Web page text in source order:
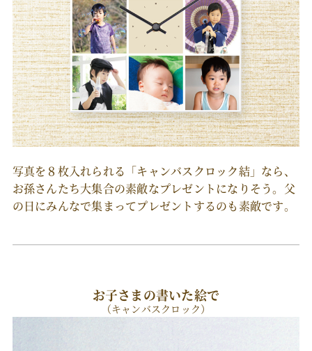
写真を８枚入れられる「キャンバスクロック結」なら、
お孫さんたち大集合の素敵なプレゼントになりそう。父
の日にみんなで集まってプレゼントするのも素敵です。
お子さまの書いた絵で
（キャンバスクロック）